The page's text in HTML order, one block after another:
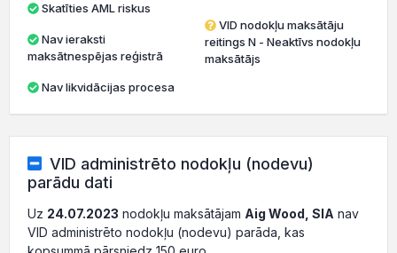
Skatīties AML riskus
maksātnespējas reģistrā
Nav likvidācijas procesa
VID nodokļu maksātāju
reitings N - Neaktīvs nodokļu
maksātājs
VID administrēto nodokļu (nodevu)
parādu dati
Uz 24.07.2023 nodokļu maksātājam Aig Wood, SIA nav
VID administrēto nodokļu (nodevu) parāda, kas